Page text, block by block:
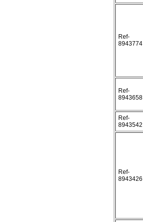
Ref-
8943774
Ref-
8943658
Ref-
8943542
Ref-
8943426